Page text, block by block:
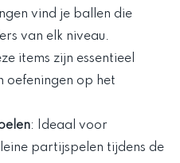
vind je ballen die
van elk niveau.
items zijn essentieel
oefeningen op het
: Ideaal voor
partijspelen tijdens de